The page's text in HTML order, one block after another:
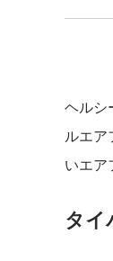
ヘルシ
ルエア
いエア
タイ